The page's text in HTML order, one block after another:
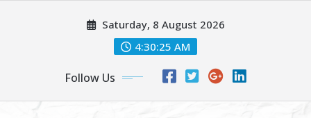
Saturday, 8 August 2026
4:30:27 AM
Follow Us